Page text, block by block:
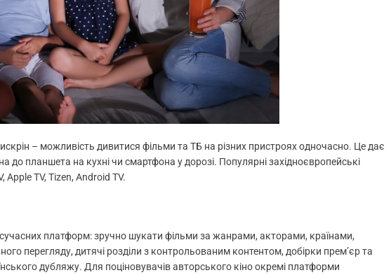
– можливість дивитися фільми та ТБ на різних пристроях одночасно. Це дає
до планшета на кухні чи смартфона у дорозі. Популярні західноєвропейські
Apple TV, Tizen, Android TV.
платформ: зручно шукати фільми за жанрами, акторами, країнами,
перегляду, дитячі розділи з контрольованим контентом, добірки прем’єр та
дубляжу. Для поціновувачів авторського кіно окремі платформи